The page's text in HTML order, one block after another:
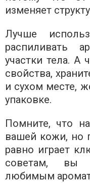
изменяет
Лучше
распиливать
участки тела. А
свойства,
и сухом месте,
упаковке.
Помните, что
вашей кожи, но
равно играет
советам, вы
любимым